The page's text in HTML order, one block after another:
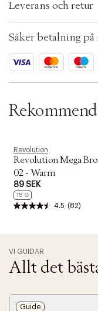
EAN: 5057566079167
ID: AETE17-0008
Leverans och retur
Säker betalning på
Revolution
Revolution Mega
02 - Warm
89 SEK
15 G
4.5 (82)
VI GUIDAR
Allt det
Guide